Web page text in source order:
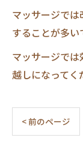
マッサージで
することが多い
マッサージで
越しになってく
< 前のページ